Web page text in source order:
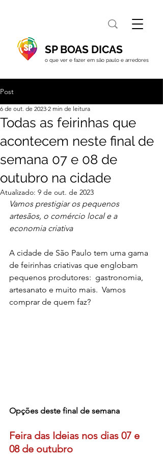
SP BOAS DICAS
o que ver e fazer em são paulo e arredores
Post
Todas as feirinhas que
acontecem neste final de
semana 07 e 08 de
outubro na cidade
6 de out. de 2023 2 min de leitura
Atualizado: 9 de out. de 2023
Vamos prestigiar os pequenos
artesãos, o comércio local e a
economia criativa
A cidade de São Paulo tem uma gama
de feirinhas criativas que englobam
pequenos produtores:  gastronomia,
artesanato e muito mais.  Vamos
comprar de quem faz?
Opções deste final de semana
Feira das Ideias nos dias 07 e
08 de outubro